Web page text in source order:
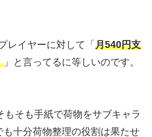
レイヤーに対して「月540円支
」と言ってるに等しいのです。
もそも手紙で荷物をサブキャラ
十分荷物整理の役割は果たせ